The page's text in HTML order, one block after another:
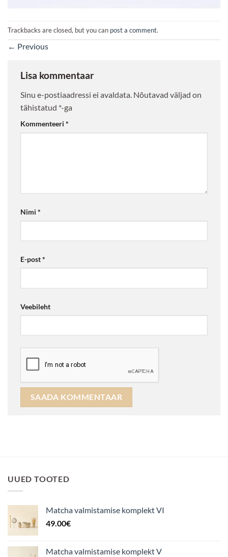
Trackbacks are closed, but you can post a comment.
← Previous
Lisa kommentaar
Sinu e-postiaadressi ei avaldata. Nõutavad väljad on
tähistatud *-ga
Kommenteeri *
Nimi *
E-post*
Veebileht
UUED TOOTED
Matcha valmistamise komplekt VI
49.00€
Matcha valmistamise komplekt V